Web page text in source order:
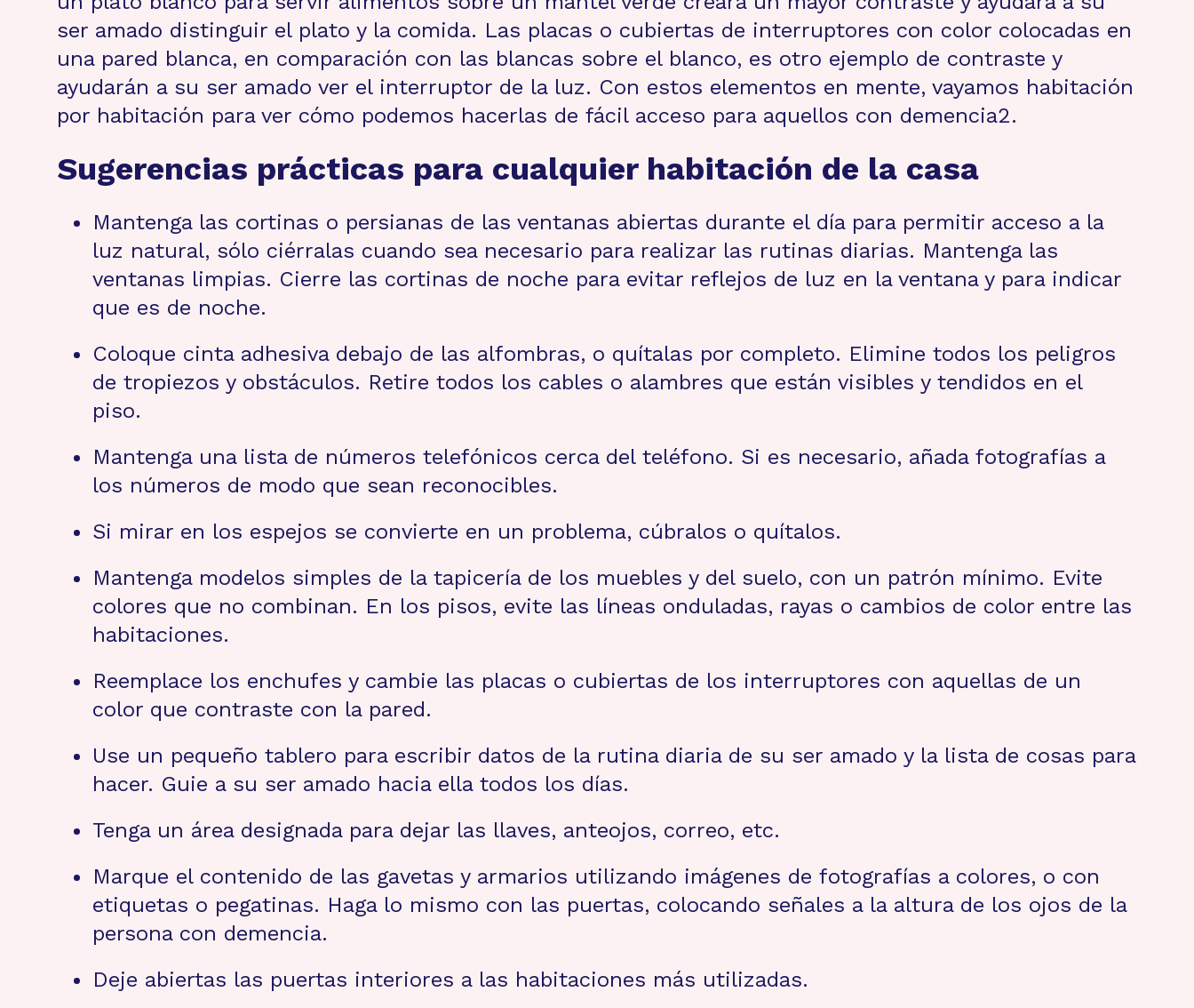
ser amado distinguir el plato y la comida. Las placas o cubiertas de interruptores con color colocadas en
una pared blanca, en comparación con las blancas sobre el blanco, es otro ejemplo de contraste y
ayudarán a su ser amado ver el interruptor de la luz. Con estos elementos en mente, vayamos habitación
por habitación para ver cómo podemos hacerlas de fácil acceso para aquellos con demencia2.
Sugerencias prácticas para cualquier habitación de la casa
Mantenga las cortinas o persianas de las ventanas abiertas durante el día para permitir acceso a la
luz natural, sólo ciérralas cuando sea necesario para realizar las rutinas diarias. Mantenga las
ventanas limpias. Cierre las cortinas de noche para evitar reflejos de luz en la ventana y para indicar
que es de noche.
Coloque cinta adhesiva debajo de las alfombras, o quítalas por completo. Elimine todos los peligros
de tropiezos y obstáculos. Retire todos los cables o alambres que están visibles y tendidos en el
piso.
Mantenga una lista de números telefónicos cerca del teléfono. Si es necesario, añada fotografías a
los números de modo que sean reconocibles.
Si mirar en los espejos se convierte en un problema, cúbralos o quítalos.
Mantenga modelos simples de la tapicería de los muebles y del suelo, con un patrón mínimo. Evite
colores que no combinan. En los pisos, evite las líneas onduladas, rayas o cambios de color entre las
habitaciones.
Reemplace los enchufes y cambie las placas o cubiertas de los interruptores con aquellas de un
color que contraste con la pared.
Use un pequeño tablero para escribir datos de la rutina diaria de su ser amado y la lista de cosas para
hacer. Guie a su ser amado hacia ella todos los días.
Tenga un área designada para dejar las llaves, anteojos, correo, etc.
Marque el contenido de las gavetas y armarios utilizando imágenes de fotografías a colores, o con
etiquetas o pegatinas. Haga lo mismo con las puertas, colocando señales a la altura de los ojos de la
persona con demencia.
Deje abiertas las puertas interiores a las habitaciones más utilizadas.